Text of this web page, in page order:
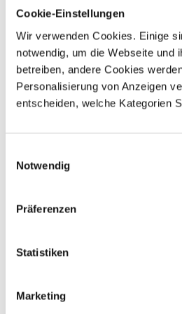
Cookie-Einstellungen
Wir verwenden Cookies. Einige
notwendig, um die Webseite und
betreiben, andere Cookies
Personalisierung von Anzeigen
entscheiden, welche Kategorien
Notwendig
Präferenzen
Statistiken
Marketing
Qualitätsprüfung unterziehen
der Prüfung ist es,…
Mehr erfahren